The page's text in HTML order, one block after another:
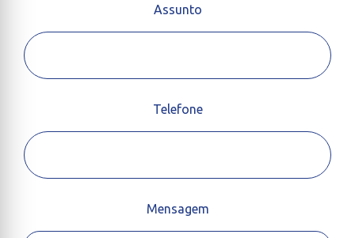
Assunto
Telefone
Mensagem